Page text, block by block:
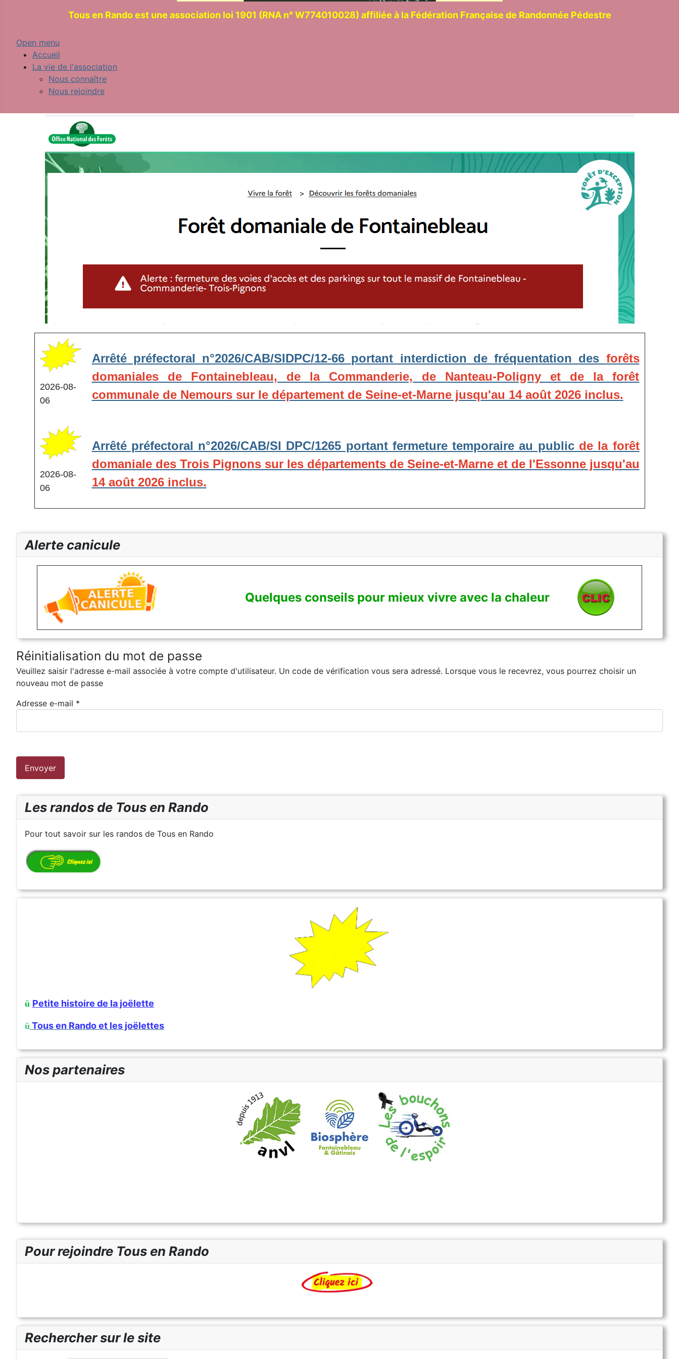
Tous en Rando est une association loi 1901 (RNA n° W774010028) affiliée à la Fédération Française de Randonnée Pédestre
Open menu
Accueil
La vie de l'association
Nous connaître
Nous rejoindre
2026-08-
06
Arrêté préfectoral n°2026/CAB/SIDPC/12-66 portant interdiction de fréquentation des forêts
domaniales de Fontainebleau, de la Commanderie, de Nanteau-Poligny et de la forêt
communale de Nemours sur le département de Seine-et-Marne jusqu'au 14 août 2026 inclus.
2026-08-
06
Arrêté préfectoral n°2026/CAB/SI DPC/1265 portant fermeture temporaire au public de la forêt
domaniale des Trois Pignons sur les départements de Seine-et-Marne et de l'Essonne jusqu'au
14 août 2026 inclus.
Pour rejoindre Tous en Rando
Rechercher sur le site
Alerte canicule
Quelques conseils pour mieux vivre avec la chaleur
Réinitialisation du mot de passe
Veuillez saisir l'adresse e-mail associée à votre compte d'utilisateur. Un code de vérification vous sera adressé. Lorsque vous le recevrez, vous pourrez choisir un
nouveau mot de passe
Adresse e-mail *
Envoyer
Les randos de Tous en Rando
Pour tout savoir sur les randos de Tous en Rando
ü Petite histoire de la joëlette
ü Tous en Rando et les joëlettes
Nos partenaires